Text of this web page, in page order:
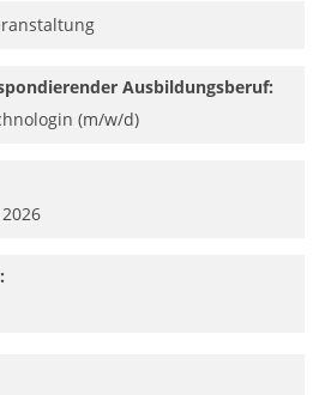
Ausbildungsberuf:
(m/w/d)